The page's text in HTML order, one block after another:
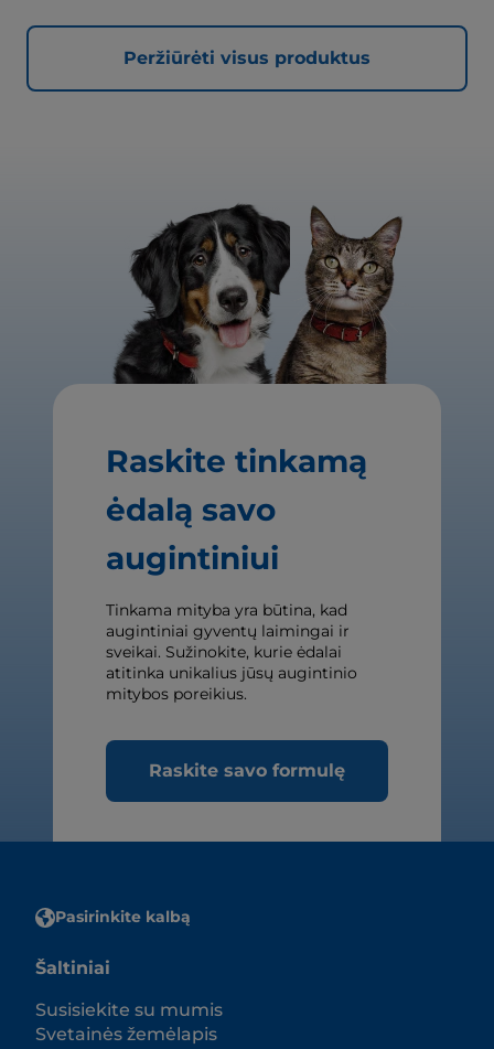
Peržiūrėti visus produktus
Raskite tinkamą
ėdalą savo
augintiniui
Tinkama mityba yra būtina, kad
augintiniai gyventų laimingai ir
sveikai. Sužinokite, kurie ėdalai
atitinka unikalius jūsų augintinio
mitybos poreikius.
Raskite savo formulę
Pasirinkite kalbą
Šaltiniai
Susisiekite su mumis
Svetainės žemėlapis